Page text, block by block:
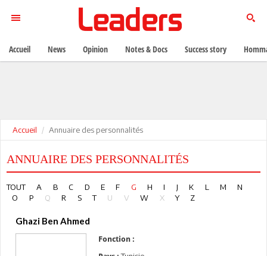
Accueil Annuaire des personnalités
ANNUAIRE DES PERSONNALITÉS
TOUT A B C D E F G H I J K L M
N
O
P Q R S T U V W X Y Z
Ghazi Ben Ahmed
Fonction :
Accueil News Opinion Notes & Docs Success story